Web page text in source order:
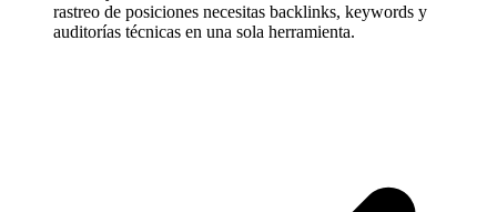
rastreo de posiciones necesitas backlinks, keywords y
auditorías técnicas en una sola herramienta.